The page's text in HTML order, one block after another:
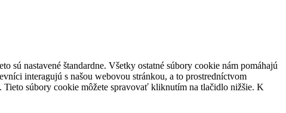
sú nastavené štandardne. Všetky ostatné súbory cookie nám pomáhajú
interagujú s našou webovou stránkou, a to prostredníctvom
súbory cookie môžete spravovať kliknutím na tlačidlo nižšie. K